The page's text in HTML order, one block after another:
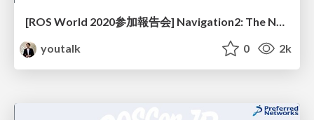
[ROS World 2020参加報告会] Navigation2: The Next Generation Navigation System
youtalk
0 2k